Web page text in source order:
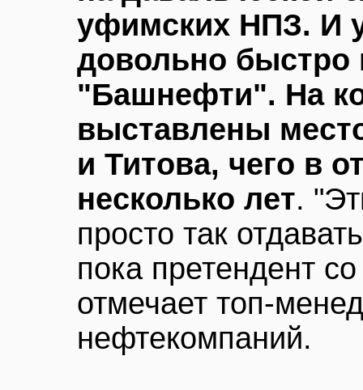
уфимских НПЗ. И
довольно
"Башнефти". На
выставлены
и Титова, чего в
несколько лет.
просто так
пока претендент
отмечает топ-
нефтекомпаний.